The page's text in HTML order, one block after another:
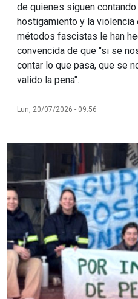
de quienes siguen
hostigamiento y la
métodos fascistas le han
convencida de que "si se
contar lo que pasa, que se
valido la pena".
Lun, 20/07/2026 - 09:56